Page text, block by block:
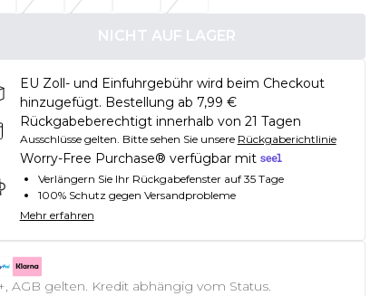
NICHT AUF LAGER
EU Zoll- und Einfuhrgebühr wird beim Checkout
hinzugefügt. Bestellung ab 7,99 €
Rückgabeberechtigt innerhalb von 21 Tagen
Ausschlüsse gelten. Bitte sehen Sie unsere Rückgaberichtlinie
Worry-Free Purchase® verfügbar mit
Verlängern Sie Ihr Rückgabefenster auf 35 Tage
100% Schutz gegen Versandprobleme
Mehr erfahren
AGB gelten. Kredit abhängig vom Status.